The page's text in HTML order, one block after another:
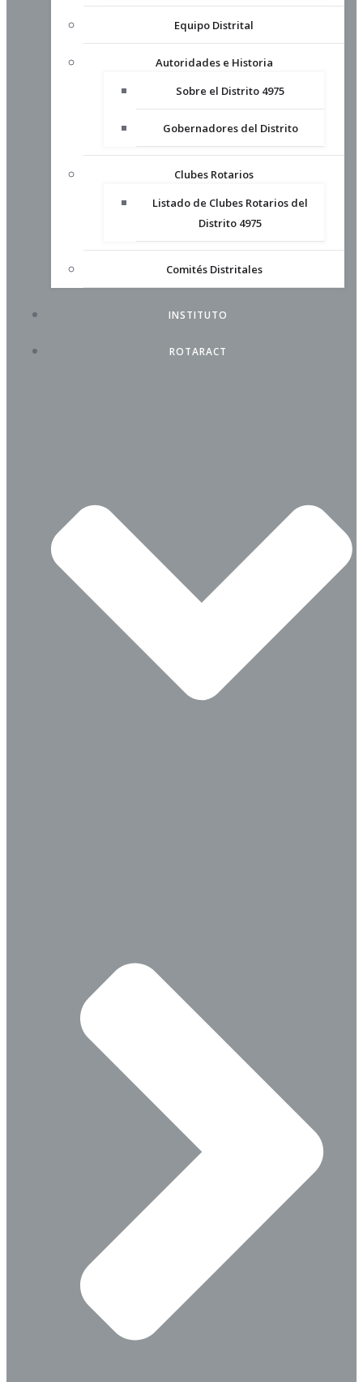
Equipo Distrital
Autoridades e Historia
Sobre el Distrito 4975
Gobernadores del Distrito
Clubes Rotarios
Listado de Clubes Rotarios del
Distrito 4975
Comités Distritales
INSTITUTO
ROTARACT